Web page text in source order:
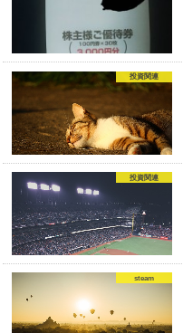
投資関連
投資関連
steam